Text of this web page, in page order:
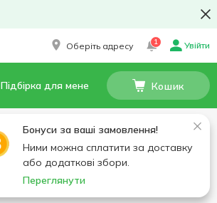
Оберіть адресу 1 Увійти
Підбірка для мене Кошик
Бонуси за ваші замовлення!
Ними можна сплатити за доставку
або додаткові збори.
Переглянути